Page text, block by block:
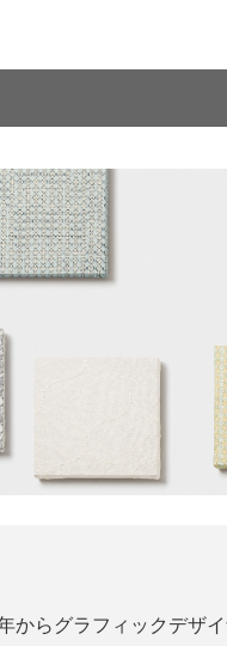
からグラフィックデザ